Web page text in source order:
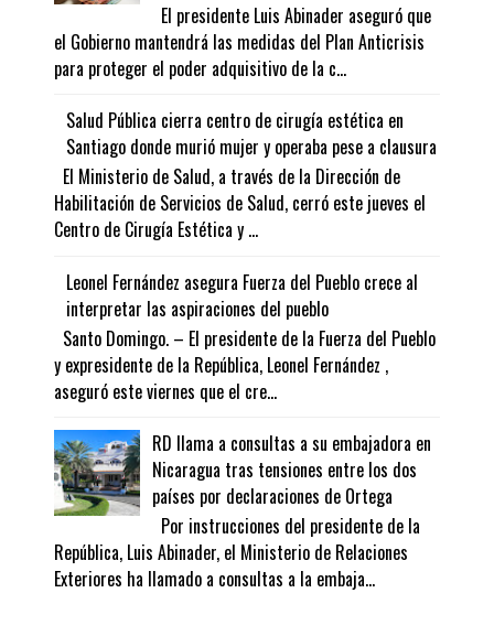
El presidente Luis Abinader aseguró que
el Gobierno mantendrá las medidas del Plan Anticrisis
para proteger el poder adquisitivo de la c...
Salud Pública cierra centro de cirugía estética en
Santiago donde murió mujer y operaba pese a clausura
El Ministerio de Salud, a través de la Dirección de
Habilitación de Servicios de Salud, cerró este jueves el
Centro de Cirugía Estética y ...
Leonel Fernández asegura Fuerza del Pueblo crece al
interpretar las aspiraciones del pueblo
Santo Domingo. – El presidente de la Fuerza del Pueblo
y expresidente de la República, Leonel Fernández ,
aseguró este viernes que el cre...
RD llama a consultas a su embajadora en
Nicaragua tras tensiones entre los dos
países por declaraciones de Ortega
Por instrucciones del presidente de la
República, Luis Abinader, el Ministerio de Relaciones
Exteriores ha llamado a consultas a la embaja...